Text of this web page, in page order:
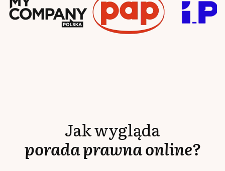
Jak wygląda
porada prawna online?